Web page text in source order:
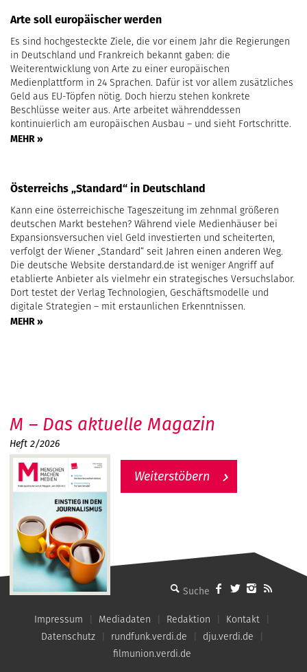
Arte soll europäischer werden
Es sind hochgesteckte Ziele, die vor einem Jahr die Regierungen
in Deutschland und Frankreich bekannt gaben: die
Weiterentwicklung von Arte zu einer europäischen
Medienplattform in 24 Sprachen. Dafür ist vor allem zusätzliches
Geld aus EU-Töpfen nötig. Doch hierzu stehen konkrete
Beschlüsse weiter aus. Arte arbeitet währenddessen
kontinuierlich am europäischen Ausbau – und sieht Fortschritte.
MEHR »
Österreichs „Standard“ in Deutschland
Kann eine österreichische Tageszeitung im zehnmal größeren
deutschen Markt bestehen? Während viele Medienhäuser bei
Expansionsversuchen viel Geld investierten und scheiterten,
verfolgt der Wiener „Standard“ seit Jahren einen anderen Weg.
Die deutsche Website derstandard.de ist weniger Angriff auf
etablierte Anbieter als vielmehr ein strategisches Versuchslabor.
Dort testet der Verlag Technologien, Geschäftsmodelle und
digitale Strategien – mit erstaunlichen Erkenntnissen.
MEHR »
MMM - Menschen machen Medien
M – Das aktuelle Magazin
Heft 2/2026
Weiterstöbern
Impressum Mediadaten Redaktion
Kontakt
Datenschutz
rundfunk.verdi.de
dju.verdi.de
filmunion.verdi.de